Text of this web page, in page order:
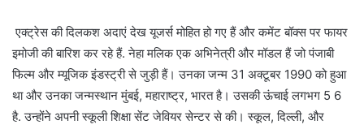
एक्ट्रेस की दिलकश अदाएं देख यूजर्स मोहित हो गए हैं और कमेंट बॉक्स पर फायर
इमोजी की बारिश कर रहे हैं. नेहा मलिक एक अभिनेत्री और मॉडल हैं जो पंजाबी
फिल्म और म्यूजिक इंडस्ट्री से जुड़ी हैं। उनका जन्म 31 अक्टूबर 1990 को हुआ
था और उनका जन्मस्थान मुंबई, महाराष्ट्र, भारत है। उसकी ऊंचाई लगभग 5 6
है. उन्होंने अपनी स्कूली शिक्षा सेंट जेवियर सेन्टर से की। स्कूल, दिल्ली, और